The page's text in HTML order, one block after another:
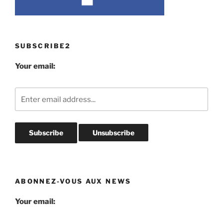
SUBSCRIBE2
Your email:
ABONNEZ-VOUS AUX NEWS
Your email: